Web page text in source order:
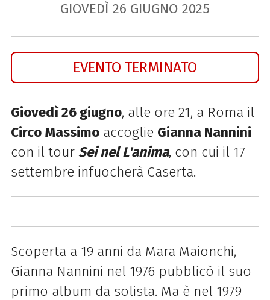
GIOVEDÌ 26 GIUGNO 2025
EVENTO TERMINATO
Giovedì 26 giugno, alle ore 21, a Roma il
Circo Massimoaccoglie Gianna Nannini
con il tour Sei nel L'anima, con cui il 17
settembre infuocherà Caserta.
Scoperta a 19 anni da Mara Maionchi,
Gianna Nannini nel 1976 pubblicò il suo
primo album da solista. Ma è nel 1979